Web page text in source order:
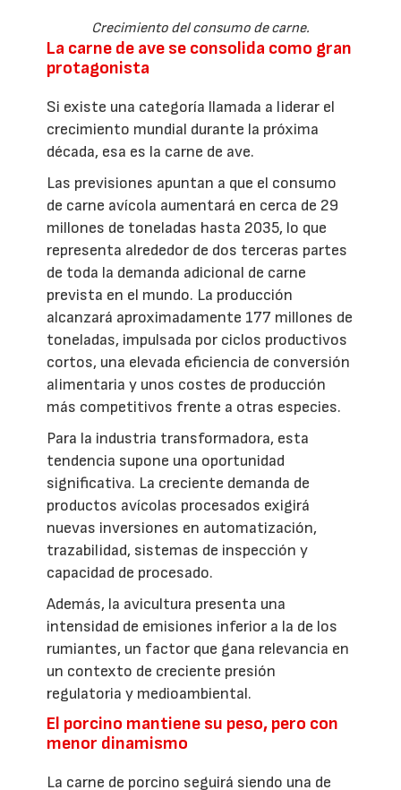
Crecimiento del consumo de carne.
La carne de ave se consolida como gran
protagonista
Si existe una categoría llamada a liderar el
crecimiento mundial durante la próxima
década, esa es la carne de ave.
Las previsiones apuntan a que el consumo
de carne avícola aumentará en cerca de 29
millones de toneladas hasta 2035, lo que
representa alrededor de dos terceras partes
de toda la demanda adicional de carne
prevista en el mundo. La producción
alcanzará aproximadamente 177 millones de
toneladas, impulsada por ciclos productivos
cortos, una elevada eficiencia de conversión
alimentaria y unos costes de producción
más competitivos frente a otras especies.
Para la industria transformadora, esta
tendencia supone una oportunidad
significativa. La creciente demanda de
productos avícolas procesados exigirá
nuevas inversiones en automatización,
trazabilidad, sistemas de inspección y
capacidad de procesado.
Además, la avicultura presenta una
intensidad de emisiones inferior a la de los
rumiantes, un factor que gana relevancia en
un contexto de creciente presión
regulatoria y medioambiental.
El porcino mantiene su peso, pero con
menor dinamismo
La carne de porcino seguirá siendo una de